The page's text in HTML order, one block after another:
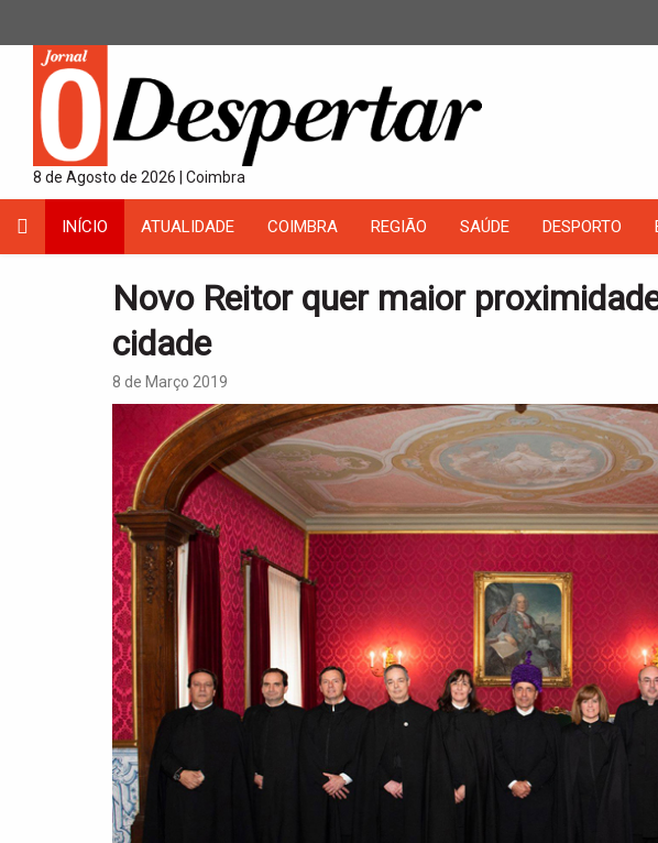
8 de Agosto de 2026 | Coimbra
INÍCIO ATUALIDADE COIMBRA REGIÃO SAÚDE DESPORTO
Novo Reitor quer maior
cidade
8 de Março 2019